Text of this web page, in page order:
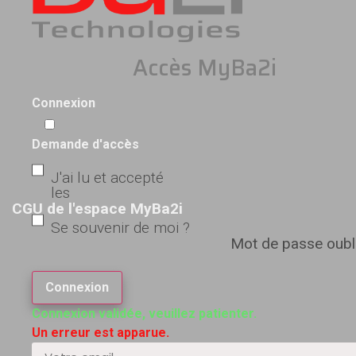
Accès MyBa2i
Connexion
Demande d'accès
J'ai lu et accepté
les
CGU de l'espace MyBa2i
Se souvenir de moi ?
Mot de passe
Connexion
Connexion validée, veuillez patienter.
Un erreur est apparue.